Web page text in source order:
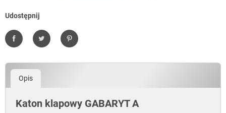
Udostępnij
UdostępnijTweetujPinterest
Opis
Katon klapowy GABARYT A